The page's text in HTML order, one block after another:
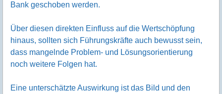
Bank geschoben werden.
Über diesen direkten Einfluss auf die Wertschöpfung
hinaus, sollten sich Führungskräfte auch bewusst sein,
dass mangelnde Problem- und Lösungsorientierung
noch weitere Folgen hat.
Eine unterschätzte Auswirkung ist das Bild und den